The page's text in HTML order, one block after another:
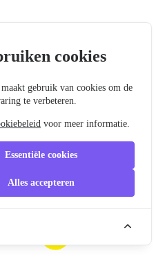
cookies
gebruik van cookies om de
te verbeteren.
voor meer informatie.
Essentiële cookies
Alles accepteren